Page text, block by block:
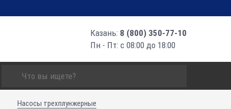
Казань: 8 (800) 350-77-10
Пн - Пт: с 08:00 до 18:00
Насосы трехплунжерные